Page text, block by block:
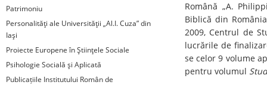
Patrimoniu
Personalităţi ale Universităţii „Al.I. Cuza” din
Iaşi
Proiecte Europene în Ştiinţele Sociale
Psihologie Socială şi Aplicată
Publicațiile Institutului Român de
Română „A.
Biblică din
2009, Centrul de
lucrările de
se celor 9 volume
pentru volumul